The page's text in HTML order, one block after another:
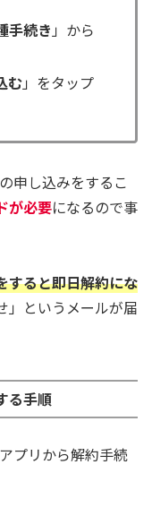
手続き 」から
む」をタップ
申し込みをするこ
が必要になるので事
すると即日解約にな
」というメールが届
る手順
プリから解約手続